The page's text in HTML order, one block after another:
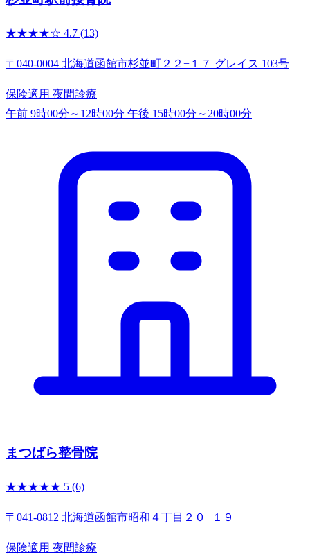
★★★★☆ 4.7 (13)
〒040-0004 北海道函館市杉並町２２−１７ グレイス 103号
保険適用 夜間診療
午前 9時00分～12時00分 午後 15時00分～20時00分
まつばら整骨院
★★★★★ 5 (6)
〒041-0812 北海道函館市昭和４丁目２０−１９
保険適用 夜間診療